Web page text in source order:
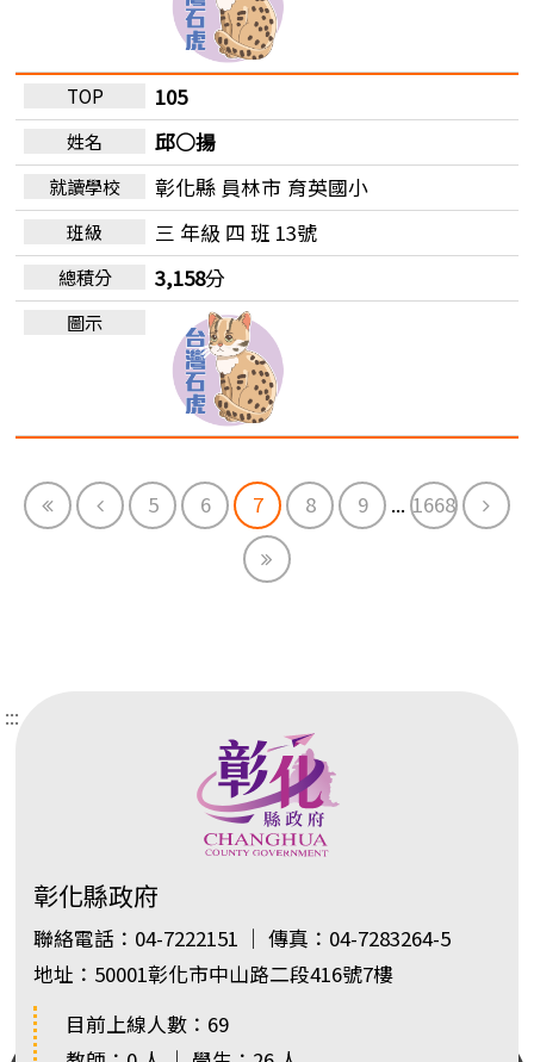
105
邱○揚
彰化縣 員林市 育英國小
三 年級 四 班 13號
3,158分
First Previous
5 6 7 8 9 ... 1668
Next
End
:::
彰化縣政府
聯絡電話：04-7222151 ｜ 傳真：04-7283264-5
地址：50001彰化市中山路二段416號7樓
目前上線人數：69